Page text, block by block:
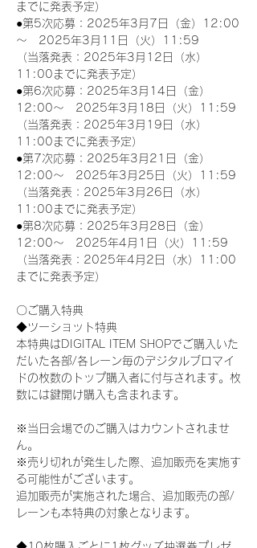
までに発表予定）
●第5次応募：2025年3月7日（金）12:00
～　2025年3月11日（火）11:59
（当落発表：2025年3月12日（水）
11:00までに発表予定）
●第6次応募：2025年3月14日（金）
12:00～　2025年3月18日（火）11:59
（当落発表：2025年3月19日（水）
11:00までに発表予定）
●第7次応募：2025年3月21日（金）
12:00～　2025年3月25日（火）11:59
（当落発表：2025年3月26日（水）
11:00までに発表予定）
●第8次応募：2025年3月28日（金）
12:00～　2025年4月1日（火）11:59
（当落発表：2025年4月2日（水）11:00
までに発表予定）
〇ご購入特典
◆ツーショット特典
本特典はDIGITAL ITEM SHOPでご購入いた
だいた各部/各レーン毎のデジタルブロマイ
ドの枚数のトップ購入者に付与されます。枚
数には鍵開け購入も含まれます。
※当日会場でのご購入はカウントされませ
ん。
※売り切れが発生した際、追加販売を実施す
る可能性がございます。
追加販売が実施された場合、追加販売の部/
レーンも本特典の対象となります。